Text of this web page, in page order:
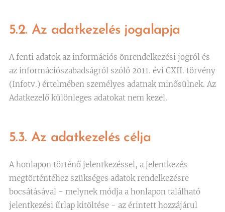
5.2. Az adatkezelés jogalapja
A fenti adatok az információs önrendelkezési jogról és
az információszabadságról szóló 2011. évi CXII. törvény
(Infotv.) értelmében személyes adatnak minősülnek. Az
Adatkezelő különleges adatokat nem kezel.
5.3. Az adatkezelés célja
A honlapon történő jelentkezéssel, a jelentkezés
megtörténtéhez szükséges adatok rendelkezésre
bocsátásával - melynek módja a honlapon található
jelentkezési űrlap kitöltése - az érintett hozzájárul